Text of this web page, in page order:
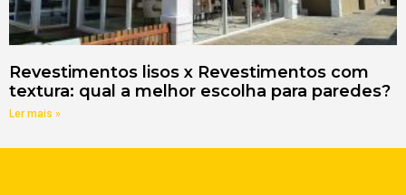
Revestimentos lisos x Revestimentos com
textura: qual a melhor escolha para paredes?
Ler mais »